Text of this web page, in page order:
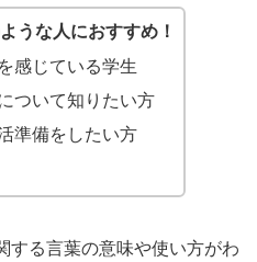
うな人におすすめ！
感じている学生
ついて知りたい方
準備をしたい方
する言葉の意味や使い方がわ